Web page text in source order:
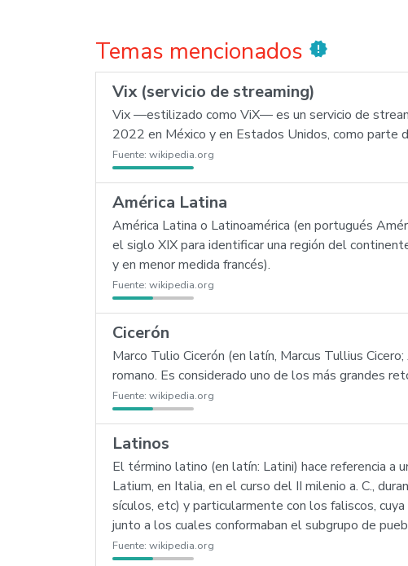
Temas mencionados new_releases
Vix (servicio de streaming)
Vix —estilizado como ViX— es un servicio de
2022 en México y en Estados Unidos, como parte
Fuente: wikipedia.org
América Latina
América Latina o Latinoamérica (en portugués
el siglo XIX para identificar una región del
y en menor medida francés).
Fuente: wikipedia.org
Cicerón
Marco Tulio Cicerón (en latín, Marcus Tullius
romano. Es considerado uno de los más grandes
Fuente: wikipedia.org
Latinos
El término latino (en latín: Latini) hace referencia
Latium, en Italia, en el curso del II milenio a. C.,
sículos, etc) y particularmente con los faliscos,
junto a los cuales conformaban el subgrupo de
Fuente: wikipedia.org